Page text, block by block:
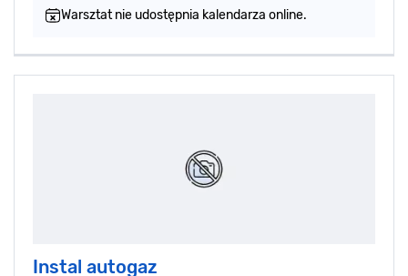
Warsztat nie udostępnia kalendarza online.
Instal autogaz